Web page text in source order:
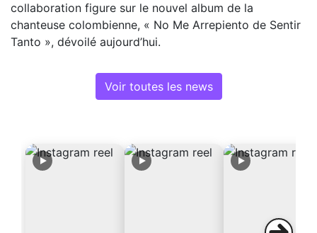
collaboration figure sur le nouvel album de la
chanteuse colombienne, « No Me Arrepiento de Sentir
Tanto », dévoilé aujourd’hui.
Voir toutes les news